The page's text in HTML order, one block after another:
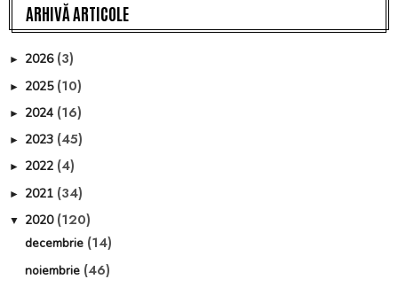
ARHIVĂ ARTICOLE
► 2026 (3)
► 2025 (10)
► 2024 (16)
► 2023 (45)
► 2022 (4)
► 2021 (34)
▼ 2020 (120)
decembrie (14)
noiembrie (46)